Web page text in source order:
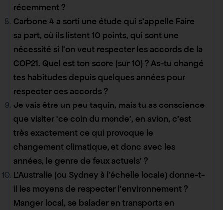
récemment ?
Carbone 4 a sorti une étude qui s’appelle Faire
sa part, où ils listent 10 points, qui sont une
nécessité si l’on veut respecter les accords de la
COP21. Quel est ton score (sur 10) ? As-tu changé
tes habitudes depuis quelques années pour
respecter ces accords ?
Je vais être un peu taquin, mais tu as conscience
que visiter ‘ce coin du monde’, en avion, c’est
très exactement ce qui provoque le
changement climatique, et donc avec les
années, le genre de feux actuels’ ?
L’Australie (ou Sydney à l’échelle locale) donne-t-
il les moyens de respecter l’environnement ?
Manger local, se balader en transports en